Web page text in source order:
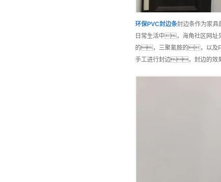
环保PVC封边条封边条作为家
日常生活中，海角社区网址
的，三聚氰胺的，以
手工进行封边，封边的